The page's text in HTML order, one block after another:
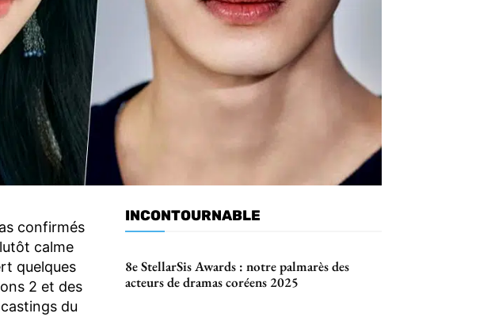
confirmés
calme
quelques
2 et des
du
INCONTOURNABLE
8e StellarSis Awards : notre palmarès des
acteurs de dramas coréens 2025